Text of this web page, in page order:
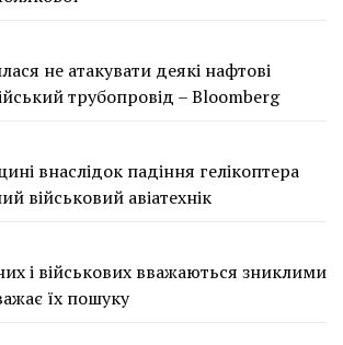
не атакувати деякі нафтові
трубопровід – Bloomberg
внаслідок падіння гелікоптера
військовий авіатехнік
і військових вважаються зниклими
їх пошуку